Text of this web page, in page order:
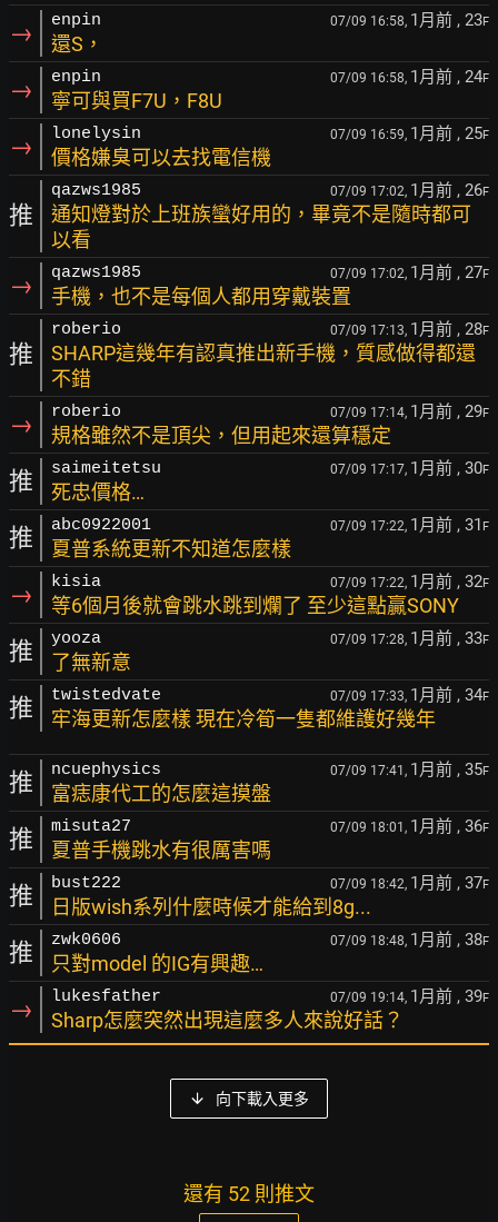
→ enpin 07/09 16:58, 1月前 , 23F
還S，
→ enpin 07/09 16:58, 1月前 , 24F
寧可與買F7U，F8U
→ lonelysin 07/09 16:59, 1月前 , 25F
價格嫌臭可以去找電信機
推
qazws1985 07/09 17:02, 1月前 , 26F
通知燈對於上班族蠻好用的，畢竟不是隨時都可
以看
→ qazws1985 07/09 17:02, 1月前 , 27F
手機，也不是每個人都用穿戴裝置
推
roberio 07/09 17:13, 1月前 , 28F
SHARP這幾年有認真推出新手機，質感做得都還
不錯
→ roberio 07/09 17:14, 1月前 , 29F
規格雖然不是頂尖，但用起來還算穩定
推 saimeitetsu 07/09 17:17, 1月前 , 30F
死忠價格…
推 abc0922001 07/09 17:22, 1月前 , 31 F
夏普系統更新不知道怎麼樣
→ kisia 07/09 17:22, 1月前 , 32F
等6個月後就會跳水跳到爛了 至少這點贏SONY
推 yooza 07/09 17:28, 1月前 , 33F
了無新意
推 twistedvate 07/09 17:33, 1月前 , 34F
牢海更新怎麼樣 現在冷筍一隻都維護好幾年
推 ncuephysics 07/09 17:41, 1月前 , 35F
富痣康代工的怎麼這摸盤
推 misuta27 07/09 18:01, 1月前 , 36F
夏普手機跳水有很厲害嗎
推 bust222 07/09 18:42, 1月前 , 37F
日版wish系列什麼時候才能給到8g...
推 zwk0606 07/09 18:48, 1月前 , 38F
只對model 的IG有興趣…
→ lukesfather 07/09 19:14, 1月前 , 39F
Sharp怎麼突然出現這麼多人來說好話？
向下載入更多
還有 52 則推文